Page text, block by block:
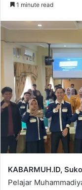
1 minute read
KABARMUH.ID,
Pelajar